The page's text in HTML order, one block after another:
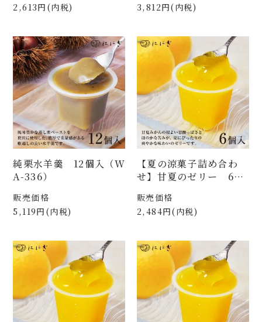
2,613円(内税)
3,812円(内税)
純栗水羊羹 12個入（W
A-336）
販売価格
5,119円(内税)
【夏の涼菓子詰め合わ
せ】甘夏のゼリー 6個
販売価格
2,484円(内税)